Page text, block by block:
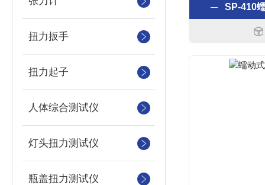
扭力扳手
扭力起子
人体综合测试仪
灯头扭力测试仪
瓶盖扭力测试仪
SP-410